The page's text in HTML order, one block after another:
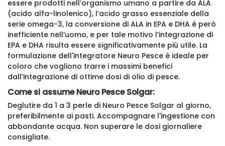
essere prodotti nell’organismo umano a partire da ALA
(acido alfa-linolenico), l’acido grasso essenziale della
serie omega-3, la conversione di ALA in EPA e DHA è però
inefficiente nell’uomo, e per tale motivo l’integrazione di
EPA e DHA risulta essere significativamente più utile. La
formulazione dell'integratore Neuro Pesce è ideale per
coloro che vogliono trarre i massimi benefici
dall’integrazione di ottime dosi di olio di pesce.
Come si assume Neuro Pesce Solgar:
Deglutire da 1 a 3 perle di Neuro Pesce Solgar al giorno,
preferibilmente ai pasti. Accompagnare l'ingestione con
abbondante acqua. Non superare le dosi giornaliere
consigliate.